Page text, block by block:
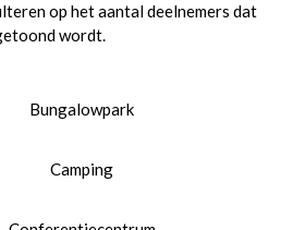
op het aantal deelnemers dat
wordt.
Bungalowpark
Camping